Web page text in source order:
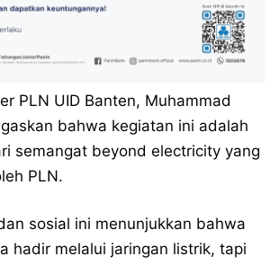
PLN UID Banten, Muhammad
bahwa kegiatan ini adalah
semangat beyond electricity yang
PLN.
sosial ini menunjukkan bahwa
hadir melalui jaringan listrik, tapi